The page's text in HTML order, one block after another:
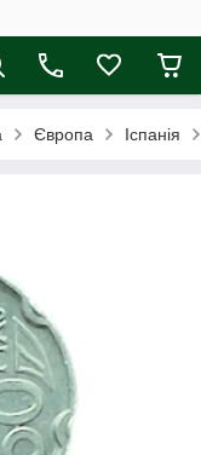
Європа Іспанія